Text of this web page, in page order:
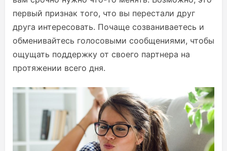
первый признак того, что вы перестали друг
друга интересовать. Почаще созваниваетесь и
обменивайтесь голосовыми сообщениями, чтобы
ощущать поддержку от своего партнера на
протяжении всего дня.